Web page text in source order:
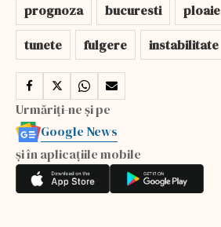
prognoza bucuresti ploaie
tunete
fulgere instabilitate
Urmăriți-ne și pe
Google News
și în aplicațiile mobile